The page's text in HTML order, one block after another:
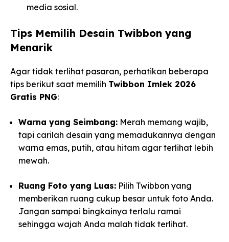
media sosial.
Tips Memilih Desain Twibbon yang
Menarik
Agar tidak terlihat pasaran, perhatikan beberapa
tips berikut saat memilih Twibbon Imlek 2026
Gratis PNG:
Warna yang Seimbang: Merah memang wajib,
tapi carilah desain yang memadukannya dengan
warna emas, putih, atau hitam agar terlihat lebih
mewah.
Ruang Foto yang Luas: Pilih Twibbon yang
memberikan ruang cukup besar untuk foto Anda.
Jangan sampai bingkainya terlalu ramai
sehingga wajah Anda malah tidak terlihat.